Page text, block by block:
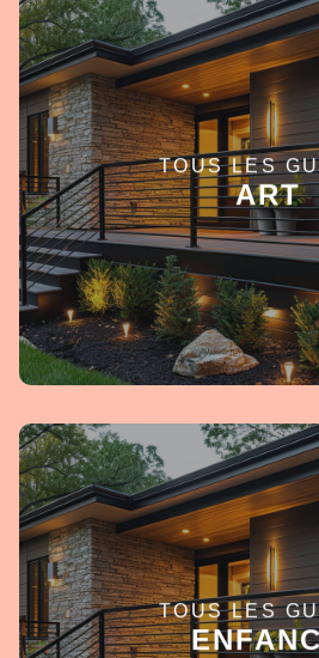
TOUS LES
ART
EN SAVOIR +
TOUS LES
EN SAVOIR +